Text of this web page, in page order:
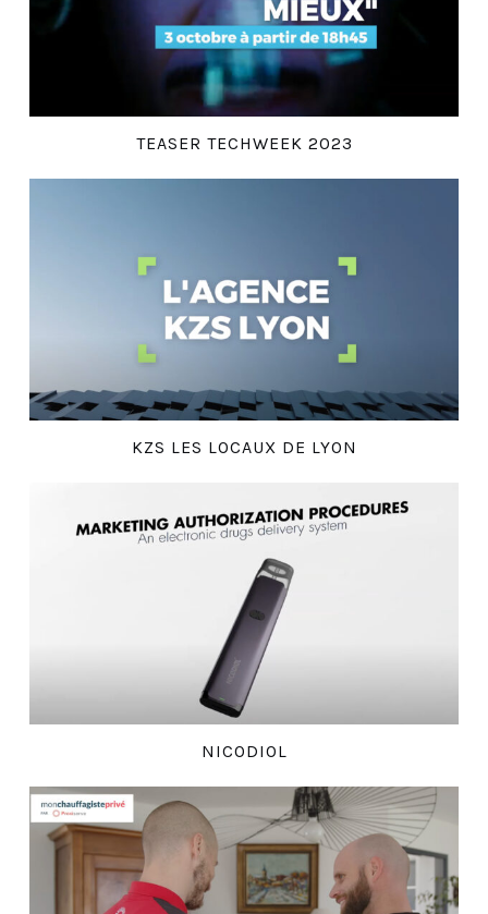
TEASER TECHWEEK 2023
KZS LES LOCAUX DE LYON
NICODIOL